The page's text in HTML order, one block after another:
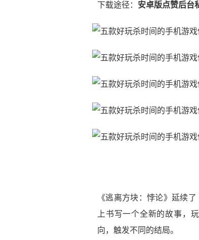
下载途径： 安卓版点赞后台
《逃离方块：悖论》延续
上书写一个全新的故事，
向，触发不同的结局。